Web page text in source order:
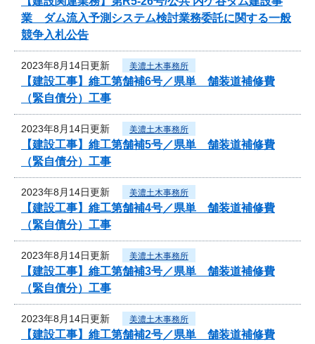
業 ダム流入予測システム検討業務委託に関する一般
競争入札公告
2023年8月14日更新 美濃土木事務所
【建設工事】維工第舗補6号／県単 舗装道補修費
（緊自債分）工事
2023年8月14日更新 美濃土木事務所
【建設工事】維工第舗補5号／県単 舗装道補修費
（緊自債分）工事
2023年8月14日更新 美濃土木事務所
【建設工事】維工第舗補4号／県単 舗装道補修費
（緊自債分）工事
2023年8月14日更新 美濃土木事務所
【建設工事】維工第舗補3号／県単 舗装道補修費
（緊自債分）工事
2023年8月14日更新 美濃土木事務所
【建設工事】維工第舗補2号／県単 舗装道補修費